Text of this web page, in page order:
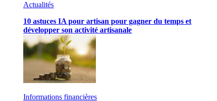
Actualités
10 astuces IA pour artisan pour gagner du temps et
développer son activité artisanale
Informations financières